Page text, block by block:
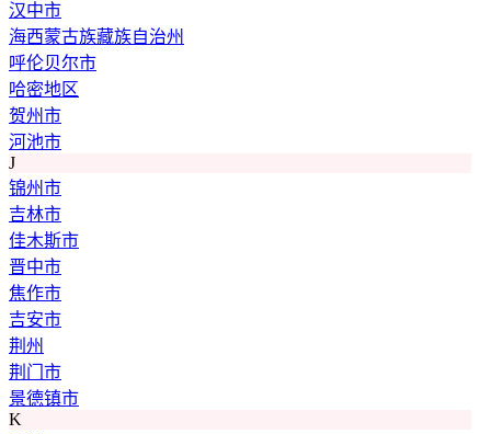
汉中市
海西蒙古族藏族自治州
呼伦贝尔市
哈密地区
贺州市
河池市
J
锦州市
吉林市
佳木斯市
晋中市
焦作市
吉安市
荆州
荆门市
景德镇市
K